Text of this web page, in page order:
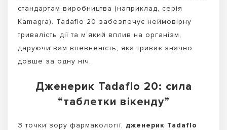
стандартам виробництва (наприклад, серія
Kamagra). Tadaflo 20 забезпечує неймовірну
тривалість дії та м’який вплив на організм,
даруючи вам впевненість, яка триває значно
довше за одну ніч.
Дженерик Tadaflo 20: сила
“таблетки вікенду”
З точки зору фармакології, дженерик Tadaflo